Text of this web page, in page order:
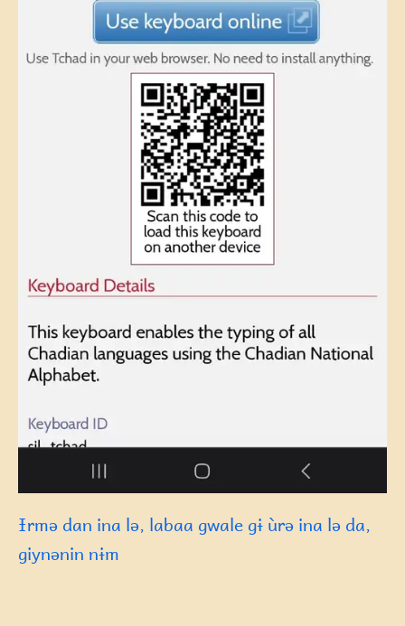
Ɨrmə dan ina lə, labaa gwale gɨ ùrə ina lə da,
giynənin nɨm